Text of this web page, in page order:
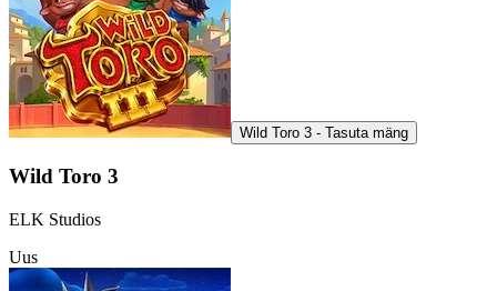
Wild Toro 3 - Tasuta mäng
Wild Toro 3
ELK Studios
Uus